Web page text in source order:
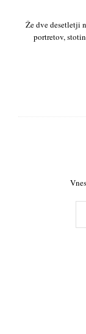
Že dve desetletji
portretov,